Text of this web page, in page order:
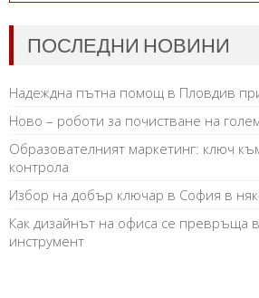
ПОСЛЕДНИ НОВИНИ
Надеждна пътна помощ в Пловдив
Ново – роботи за почистване на
Образователният маркетинг: ключ
контрола
Избор на добър ключар в София в
Как дизайнът на офиса се превръща
инструмент